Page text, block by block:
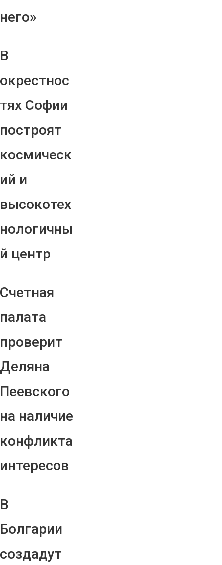
него»
В
окрестнос
тях Софии
построят
космическ
ий и
высокотех
нологичны
й центр
Счетная
палата
проверит
Деляна
Пеевского
на наличие
конфликта
интересов
В
Болгарии
создадут